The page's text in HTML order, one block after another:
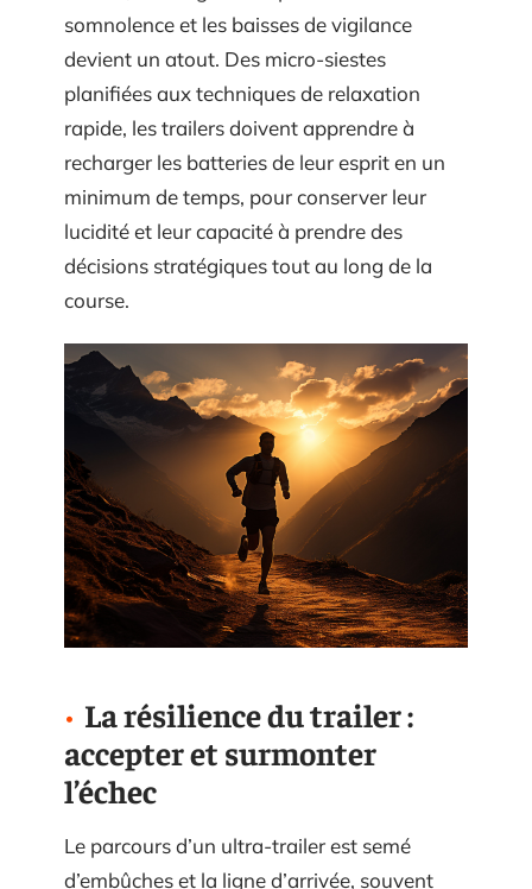
somnolence et les baisses de vigilance
devient un atout. Des micro-siestes
planifiées aux techniques de relaxation
rapide, les trailers doivent apprendre à
recharger les batteries de leur esprit en un
minimum de temps, pour conserver leur
lucidité et leur capacité à prendre des
décisions stratégiques tout au long de la
course.
La résilience du trailer :
accepter et surmonter
l’échec
Le parcours d’un ultra-trailer est semé
d’embûches et la ligne d’arrivée, souvent